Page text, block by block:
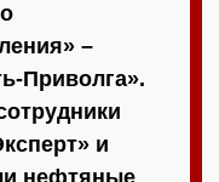
–
Приволга».
и